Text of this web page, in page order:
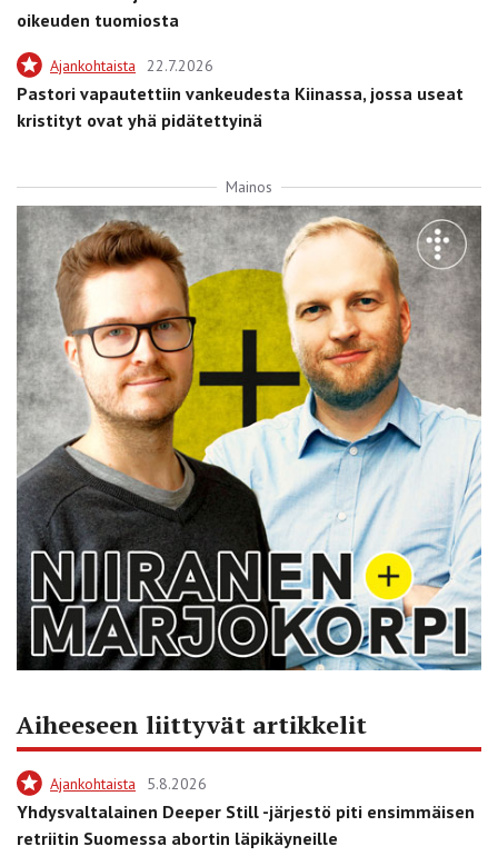
oikeuden tuomiosta
Ajankohtaista 22.7.2026
Pastori vapautettiin vankeudesta Kiinassa, jossa useat
kristityt ovat yhä pidätettyinä
Mainos
Aiheeseen liittyvät artikkelit
Ajankohtaista 5.8.2026
Yhdysvaltalainen Deeper Still -järjestö piti ensimmäisen
retriitin Suomessa abortin läpikäyneille